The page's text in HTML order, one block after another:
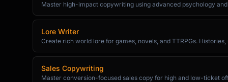
[Name],
Quick update—[Relevant company in their
just started working with us to [solve
Given [Company]'s focus on [their priority],
Master high-impact copywriting using advanced psychology
Lore Writer
Create rich world lore for games, novels, and TTRPGs.
Sales Copywriting
Master conversion-focused sales copy for high and low-ticket